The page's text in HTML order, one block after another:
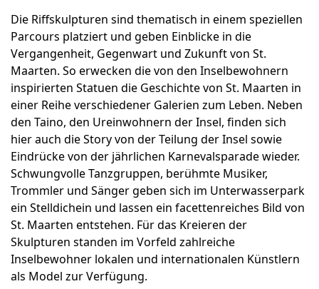
Die Riffskulpturen sind thematisch in einem speziellen
Parcours platziert und geben Einblicke in die
Vergangenheit, Gegenwart und Zukunft von St.
Maarten. So erwecken die von den Inselbewohnern
inspirierten Statuen die Geschichte von St. Maarten in
einer Reihe verschiedener Galerien zum Leben. Neben
den Taino, den Ureinwohnern der Insel, finden sich
hier auch die Story von der Teilung der Insel sowie
Eindrücke von der jährlichen Karnevalsparade wieder.
Schwungvolle Tanzgruppen, berühmte Musiker,
Trommler und Sänger geben sich im Unterwasserpark
ein Stelldichein und lassen ein facettenreiches Bild von
St. Maarten entstehen. Für das Kreieren der
Skulpturen standen im Vorfeld zahlreiche
Inselbewohner lokalen und internationalen Künstlern
als Model zur Verfügung.